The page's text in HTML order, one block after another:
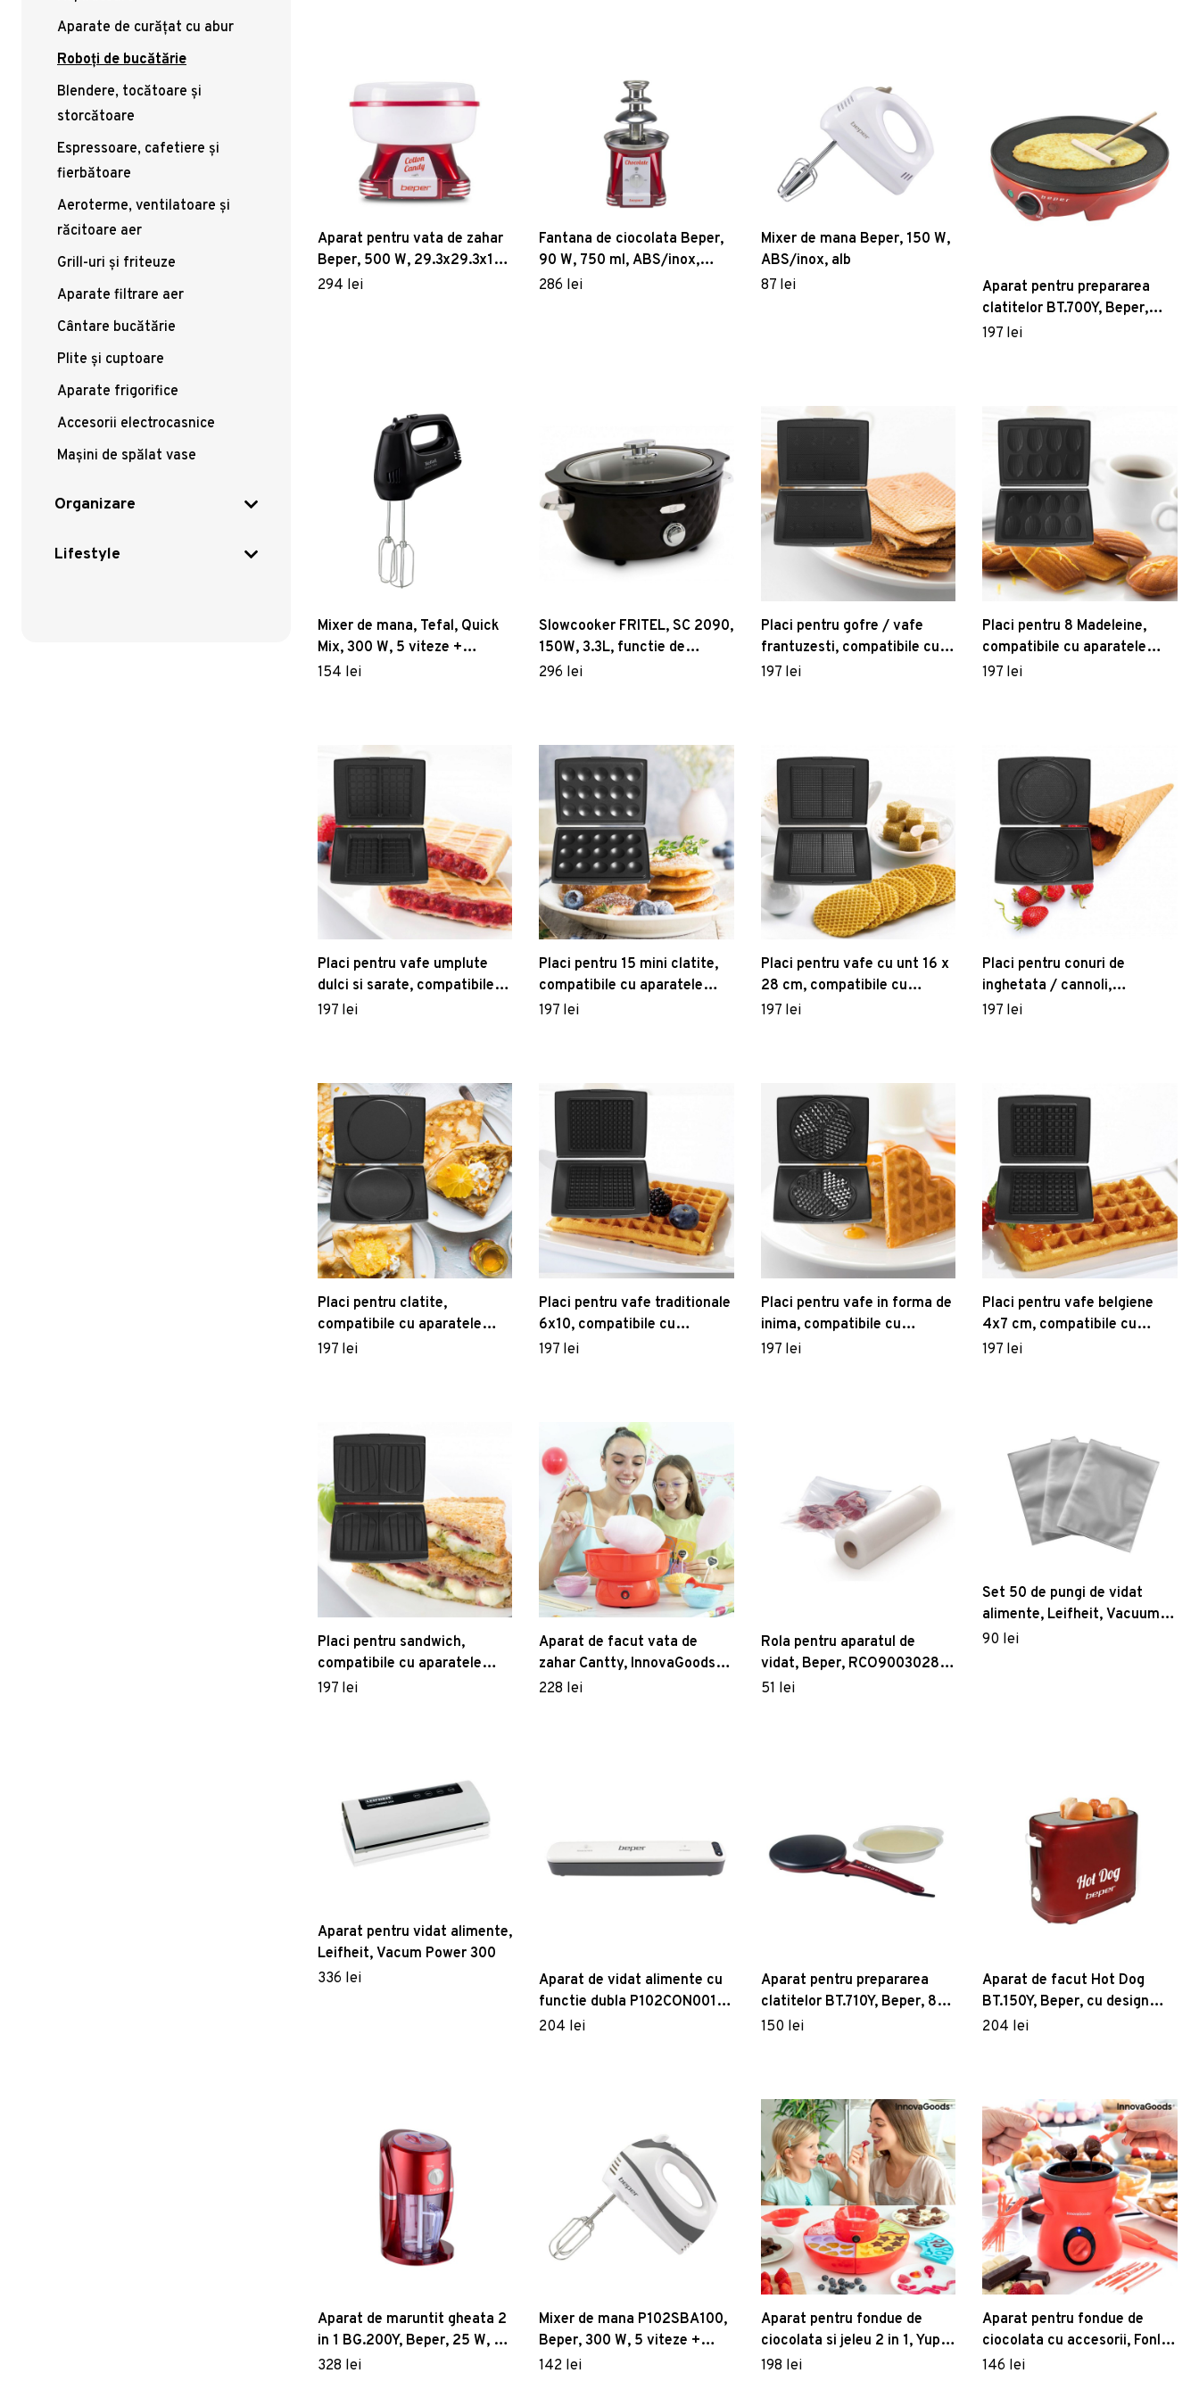
Aparate de curățat cu abur
Roboți de bucătărie
Blendere, tocătoare și
storcătoare
Espressoare, cafetiere și
fierbătoare
Aeroterme, ventilatoare și
răcitoare aer
Grill-uri și friteuze
Aparate filtrare aer
Cântare bucătărie
Plite și cuptoare
Aparate frigorifice
Accesorii electrocasnice
Mașini de spălat vase
Organizare
Lifestyle
Aparat pentru vata de zahar
Beper, 500 W, 29.3x29.3x18.1
cm, rosu/alb
294 lei
Fantana de ciocolata Beper,
90 W, 750 ml, ABS/inox,
rosu/argintiu
286 lei
Mixer de mana Beper, 150 W,
ABS/inox, alb
87 lei
Aparat pentru prepararea
clatitelor BT.700Y, Beper,
1300 W
197 lei
Mixer de mana, Tefal, Quick
Mix, 300 W, 5 viteze +
functie Turbo
154 lei
Slowcooker FRITEL, SC 2090,
150W, 3.3L, functie de
mentinere la cald,
296 lei
Placi pentru gofre / vafe
frantuzesti, compatibile cu
aparatele FRITEL
197 lei
Placi pentru 8 Madeleine,
compatibile cu aparatele
FRITEL
197 lei
Placi pentru vafe umplute
dulci si sarate, compatibile
cu aparatele FRITEL
197 lei
Placi pentru 15 mini clatite,
compatibile cu aparatele
FRITEL
197 lei
Placi pentru vafe cu unt 16 x
28 cm, compatibile cu
aparatele FRITEL
197 lei
Placi pentru conuri de
inghetata / cannoli,
compatibile cu aparatele
197 lei
Placi pentru clatite,
compatibile cu aparatele
FRITEL
197 lei
Placi pentru vafe traditionale
6x10, compatibile cu
aparatele FRITEL
197 lei
Placi pentru vafe in forma de
inima, compatibile cu
aparatele FRITEL
197 lei
Placi pentru vafe belgiene
4x7 cm, compatibile cu
aparatele FRITEL
197 lei
Placi pentru sandwich,
compatibile cu aparatele
FRITEL
197 lei
Aparat de facut vata de
zahar Cantty, InnovaGoods,
Ø25.5 x 14 cm
228 lei
Rola pentru aparatul de
vidat, Beper, RCO9003028,
28 x 600 cm
51 lei
Set 50 de pungi de vidat
alimente, Leifheit, Vacuum,
30 x 40 cm, plastic
90 lei
Aparat pentru vidat alimente,
Leifheit, Vacum Power 300
336 lei
Aparat de vidat alimente cu
functie dubla P102CON001,
Beper, 85 W, ABS
204 lei
Aparat pentru prepararea
clatitelor BT.710Y, Beper, 800
W
150 lei
Aparat de facut Hot Dog
BT.150Y, Beper, cu design
vintage, 750 W, 5 niveluri de
204 lei
Aparat de maruntit gheata 2
in 1 BG.200Y, Beper, 25 W, 1.1
L
328 lei
Mixer de mana P102SBA100,
Beper, 300 W, 5 viteze +
turbo
142 lei
Aparat pentru fondue de
ciocolata si jeleu 2 in 1, Yupot
InnovaGoods, 40W, Ø32 x 9
198 lei
Aparat pentru fondue de
ciocolata cu accesorii, Fonlat
InnovaGoods, 25W, 300 ml
146 lei